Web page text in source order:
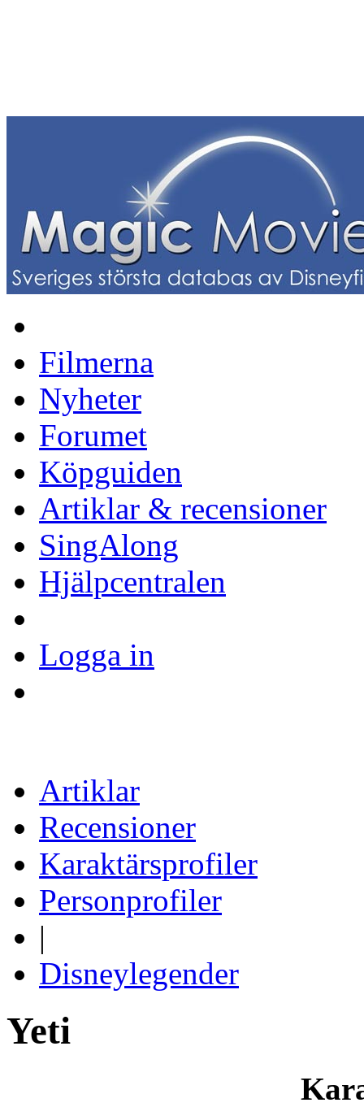
Filmerna
Nyheter
Forumet
Köpguiden
Artiklar & recensioner
SingAlong
Hjälpcentralen
Logga in
Artiklar
Recensioner
Karaktärsprofiler
Personprofiler
|
Disneylegender
Yeti